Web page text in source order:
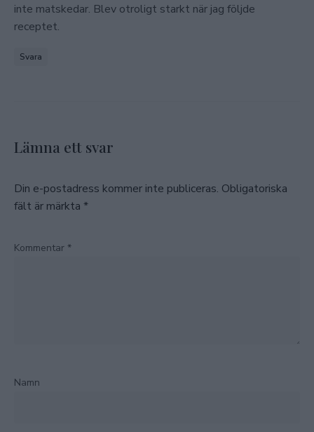
inte matskedar. Blev otroligt starkt när jag följde
receptet.
Svara
Lämna ett svar
Din e-postadress kommer inte publiceras. Obligatoriska
fält är märkta *
Kommentar *
Namn